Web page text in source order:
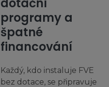
programy a
špatné
financování
Každý, kdo instaluje FVE
bez dotace, se připravuje